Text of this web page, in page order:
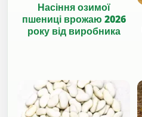
Насіння озимої
пшениці врожаю 2026
року від виробника